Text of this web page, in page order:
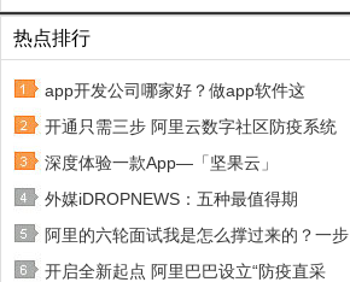
热点排行
app开发公司哪家好？做app软件这
开通只需三步 阿里云数字社区防疫系统
深度体验一款App—「坚果云」
外媒iDROPNEWS：五种最值得期
阿里的六轮面试我是怎么撑过来的？一步
开启全新起点 阿里巴巴设立“防疫直采